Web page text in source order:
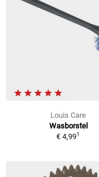
Louis Care
Wasborstel
€ 4,991